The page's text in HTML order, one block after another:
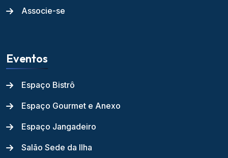
Associe-se
Eventos
Espaço Bistrô
Espaço Gourmet e Anexo
Espaço Jangadeiro
Salão Sede da Ilha